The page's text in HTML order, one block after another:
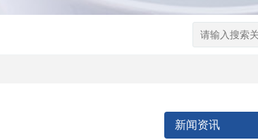
新闻资讯